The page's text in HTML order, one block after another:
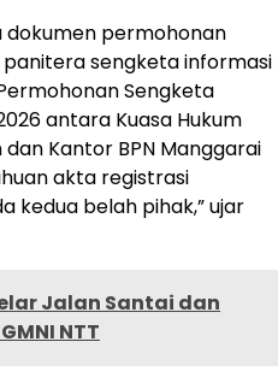
dokumen permohonan
sengketa informasi
Sengketa
antara Kuasa Hukum
Kantor BPN Manggarai
akta registrasi
kedua belah pihak,” ujar
Jalan Santai dan
NTT